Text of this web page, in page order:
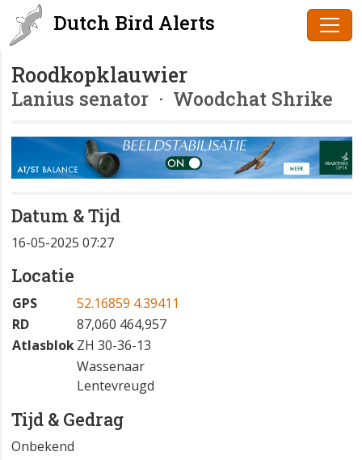
Dutch Bird Alerts
Roodkopklauwier
Lanius senator · Woodchat Shrike
Datum & Tijd
16-05-2025 07:27
Locatie
GPS
52.16859 4.39411
RD
87,060 464,957
AtlasblokZH 30-36-13
Wassenaar
Lentevreugd
Tijd & Gedrag
Onbekend